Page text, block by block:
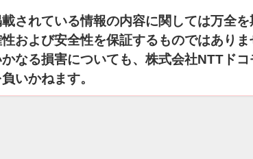
されている情報の内容に関しては万全を
および安全性を保証するものではあり
なる損害についても、株式会社NTTド
いかねます。